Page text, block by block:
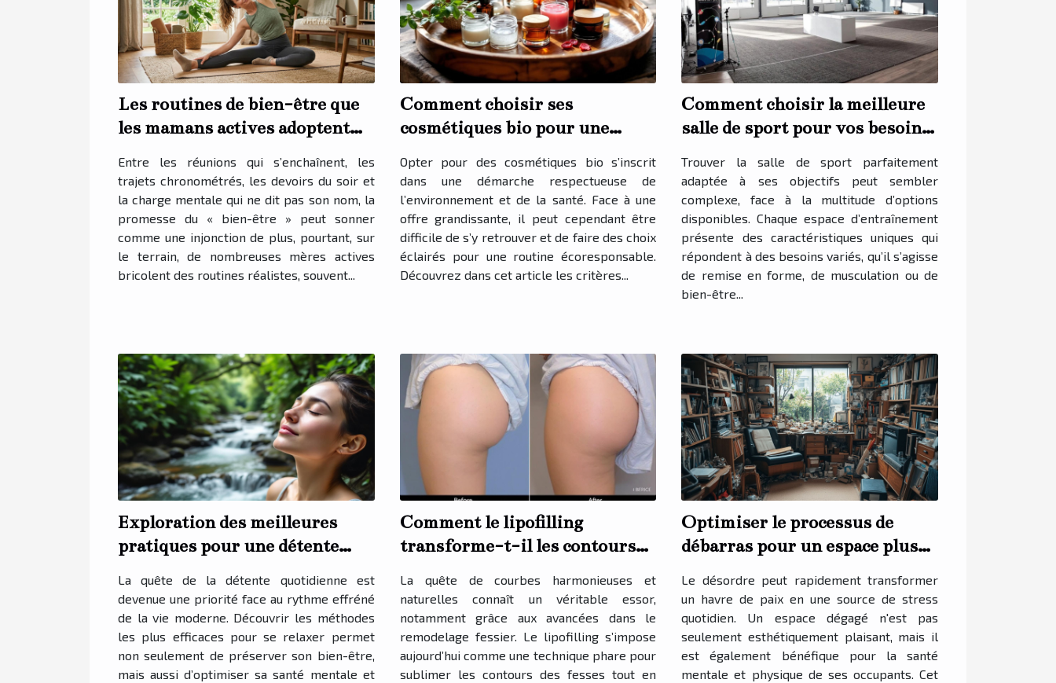
Les routines de bien-être que
les mamans actives adoptent
Entre les réunions qui s’enchaînent, les
trajets chronométrés, les devoirs du soir et
la charge mentale qui ne dit pas son nom, la
promesse du « bien-être » peut sonner
comme une injonction de plus, pourtant, sur
le terrain, de nombreuses mères actives
bricolent des routines réalistes, souvent...
Comment choisir ses
cosmétiques bio pour une
Opter pour des cosmétiques bio s’inscrit
dans une démarche respectueuse de
l’environnement et de la santé. Face à une
offre grandissante, il peut cependant être
difficile de s’y retrouver et de faire des choix
éclairés pour une routine écoresponsable.
Découvrez dans cet article les critères...
Comment choisir la meilleure
salle de sport pour vos besoins
Trouver la salle de sport parfaitement
adaptée à ses objectifs peut sembler
complexe, face à la multitude d’options
disponibles. Chaque espace d’entraînement
présente des caractéristiques uniques qui
répondent à des besoins variés, qu’il s’agisse
de remise en forme, de musculation ou de
bien-être...
Exploration des meilleures
pratiques pour une détente
La quête de la détente quotidienne est
devenue une priorité face au rythme effréné
de la vie moderne. Découvrir les méthodes
les plus efficaces pour se relaxer permet
non seulement de préserver son bien-être,
mais aussi d’optimiser sa santé mentale et
Comment le lipofilling
transforme-t-il les contours
La quête de courbes harmonieuses et
naturelles connaît un véritable essor,
notamment grâce aux avancées dans le
remodelage fessier. Le lipofilling s’impose
aujourd’hui comme une technique phare pour
sublimer les contours des fesses tout en
Optimiser le processus de
débarras pour un espace plus
Le désordre peut rapidement transformer
un havre de paix en une source de stress
quotidien. Un espace dégagé n'est pas
seulement esthétiquement plaisant, mais il
est également bénéfique pour la santé
mentale et physique de ses occupants. Cet